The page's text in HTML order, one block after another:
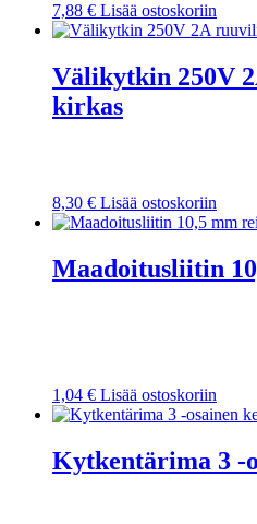
7,88 € Lisää ostoskoriin
Välikytkin 250V
kirkas
8,30 € Lisää ostoskoriin
Maadoitusliitin
1,04 € Lisää ostoskoriin
Kytkentärima 3 -